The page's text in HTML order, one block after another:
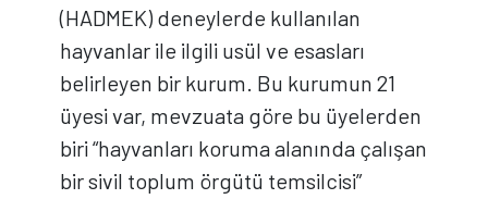
(HADMEK) deneylerde kullanılan
hayvanlar ile ilgili usül ve esasları
belirleyen bir kurum. Bu kurumun 21
üyesi var, mevzuata göre bu üyelerden
biri “hayvanları koruma alanında çalışan
bir sivil toplum örgütü temsilcisi”